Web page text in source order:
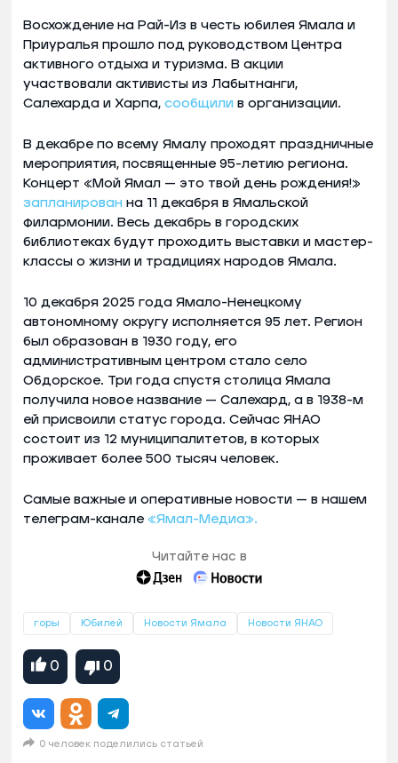
Восхождение на Рай-Из в честь юбилея Ямала и
Приуралья прошло под руководством Центра
активного отдыха и туризма. В акции
участвовали активисты из Лабытнанги,
Салехарда и Харпа, сообщили в организации.
В декабре по всему Ямалу проходят праздничные
мероприятия, посвященные 95-летию региона.
Концерт «Мой Ямал — это твой день рождения!»
запланирован на 11 декабря в Ямальской
филармонии. Весь декабрь в городских
библиотеках будут проходить выставки и мастер-
классы о жизни и традициях народов Ямала.
10 декабря 2025 года Ямало-Ненецкому
автономному округу исполняется 95 лет. Регион
был образован в 1930 году, его
административным центром стало село
Обдорское. Три года спустя столица Ямала
получила новое название — Салехард, а в 1938-м
ей присвоили статус города. Сейчас ЯНАО
состоит из 12 муниципалитетов, в которых
проживает более 500 тысяч человек.
Самые важные и оперативные новости — в нашем
телеграм-канале «Ямал-Медиа».
Читайте нас в
горы Юбилей Новости Ямала Новости ЯНАО
0 0
0 человек поделились статьей